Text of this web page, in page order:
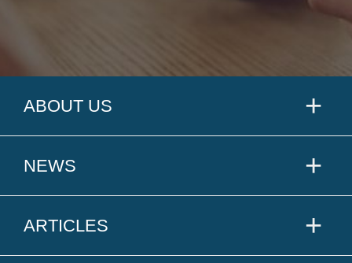
ABOUT US
NEWS
ARTICLES